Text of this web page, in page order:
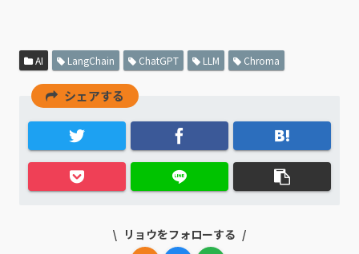
AI LangChain ChatGPT LLM Chroma
シェアする
リョウをフォローする